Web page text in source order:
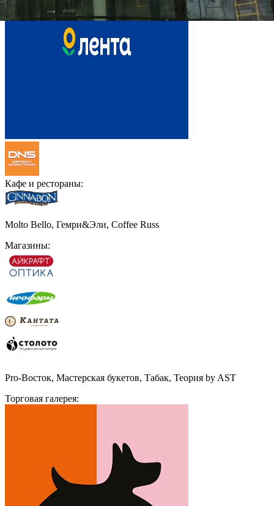
Кафе и рестораны:
Molto Bello, Гемри&Эли, Coffee Russ
Магазины:
Pro-Восток, Мастерская букетов, Табак, Теория by AST
Торговая галерея: